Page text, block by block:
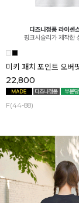
미키 패치 포인트 오버
22,800
F(44-88)